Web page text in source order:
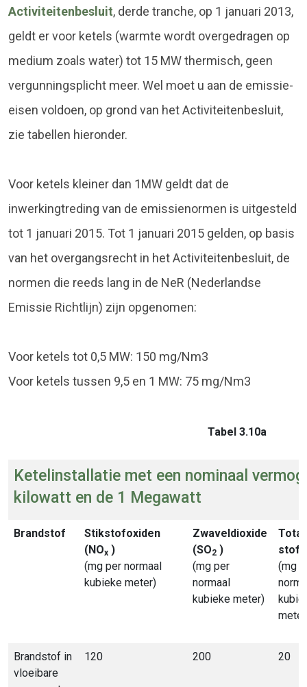
Activiteitenbesluit, derde tranche, op 1 januari 2013,
geldt er voor ketels (warmte wordt overgedragen op
medium zoals water) tot 15 MW thermisch, geen
vergunningsplicht meer. Wel moet u aan de emissie-
eisen voldoen, op grond van het Activiteitenbesluit,
zie tabellen hieronder.
Voor ketels kleiner dan 1MW geldt dat de
inwerkingtreding van de emissienormen is uitgesteld
tot 1 januari 2015. Tot 1 januari 2015 gelden, op basis
van het overgangsrecht in het Activiteitenbesluit, de
normen die reeds lang in de NeR (Nederlandse
Emissie Richtlijn) zijn opgenomen:
Voor ketels tot 0,5 MW: 150 mg/Nm3
Voor ketels tussen 9,5 en 1 MW: 75 mg/Nm3
Tabel 3.10a
Ketelinstallatie met een nominaal
kilowatt en de 1 Megawatt
Brandstof
Stikstofoxiden
(NOx )
(mg per normaal
kubieke meter)
Zwaveldioxide
(SO2 )
(mg per
normaal
kubieke meter)
stof
(mg
Brandstof in
vloeibare
120 200 20